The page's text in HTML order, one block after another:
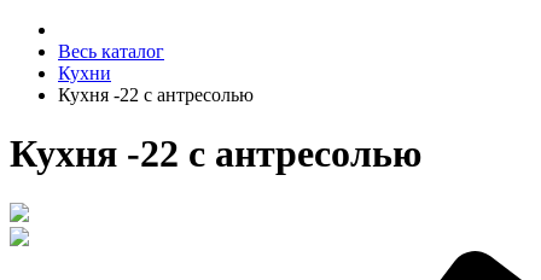
Весь каталог
Кухни
Кухня -22 с антресолью
Кухня -22 с антресолью